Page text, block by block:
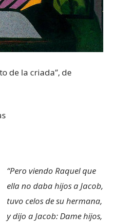
de la criada”, de
“Pero viendo Raquel que
ella no daba hijos a Jacob,
tuvo celos de su hermana,
y dijo a Jacob: Dame hijos,